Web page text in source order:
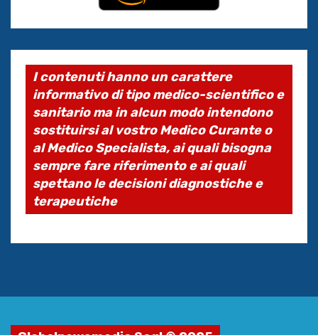
I contenuti hanno un carattere
informativo di tipo medico-scientifico e
sanitario ma in alcun modo intendono
sostituirsi al vostro Medico Curante o
al Medico Specialista, ai quali bisogna
sempre fare riferimento e ai quali
spettano le decisioni diagnostiche e
terapeutiche